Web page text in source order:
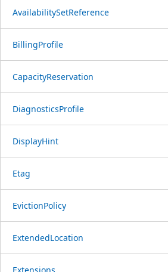
AvailabilitySetReference
BillingProfile
CapacityReservation
DiagnosticsProfile
DisplayHint
Etag
EvictionPolicy
ExtendedLocation
Extensions